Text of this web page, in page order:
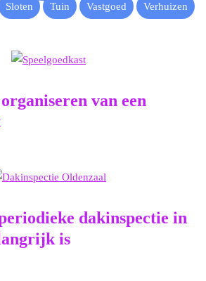
Sloten Tuin Vastgoed Verhuizen
van een
dakinspectie in
is